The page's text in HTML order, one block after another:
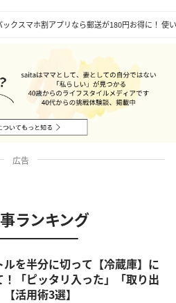
ックスマホ割アプリなら郵送が180円お得に！ 使
広告
ランキング
を半分に切って【冷蔵庫】に
！「ピッタリ入った」「取り出
活用術3選】